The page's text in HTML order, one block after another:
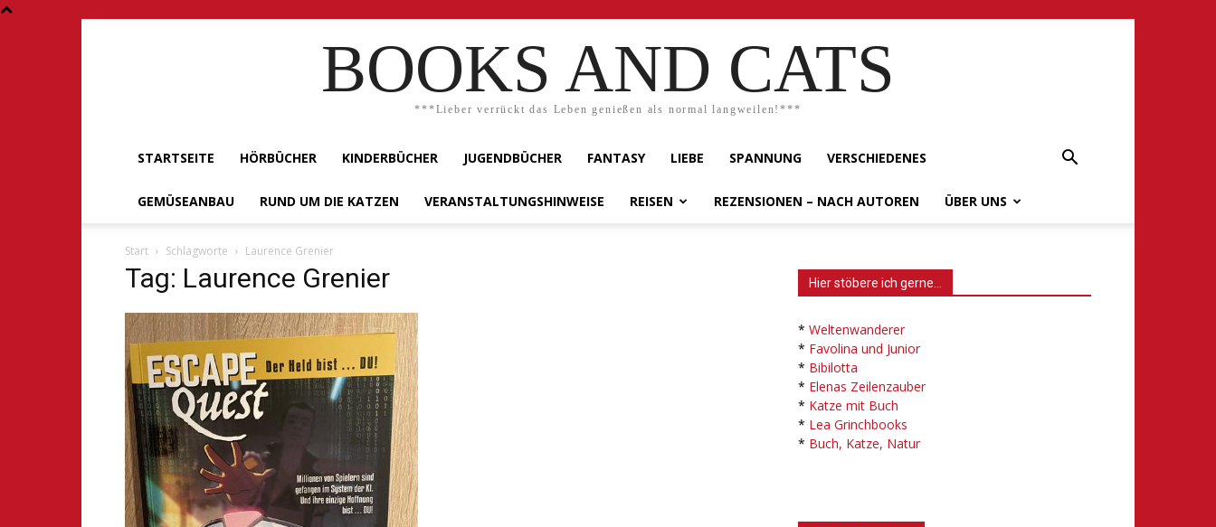
BOOKS AND CATS
***Lieber verrückt das Leben genießen als normal langweilen!***
STARTSEITE HÖRBÜCHER KINDERBÜCHER JUGENDBÜCHER FANTASY LIEBE SPANNUNG VERSCHIEDENES
GEMÜSEANBAU RUND UM DIE KATZEN VERANSTALTUNGSHINWEISE REISEN REZENSIONEN – NACH AUTOREN ÜBER UNS
Start Schlagworte Laurence Grenier
Tag: Laurence Grenier Hier stöbere ich gerne…
* Weltenwanderer
* Favolina und Junior
* Bibilotta
* Elenas Zeilenzauber
* Katze mit Buch
* Lea Grinchbooks
* Buch, Katze, Natur